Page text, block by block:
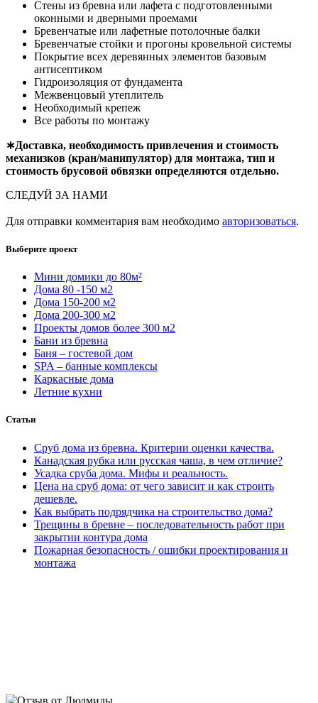
Стены из бревна или лафета с подготовленными
оконными и дверными проемами
Бревенчатые или лафетные потолочные балки
Бревенчатые стойки и прогоны кровельной системы
Покрытие всех деревянных элементов базовым
антисептиком
Гидроизоляция от фундамента
Межвенцовый утеплитель
Необходимый крепеж
Все работы по монтажу
∗Доставка, необходимость привлечения и стоимость
механизков (кран/манипулятор) для монтажа, тип и
стоимость брусовой обвязки определяются отдельно.
СЛЕДУЙ ЗА НАМИ
Для отправки комментария вам необходимо авторизоваться.
Выберите проект
Мини домики до 80м²
Дома 80 -150 м2
Дома 150-200 м2
Дома 200-300 м2
Проекты домов более 300 м2
Бани из бревна
Баня – гостевой дом
SPA – банные комплексы
Каркасные дома
Летние кухни
Статьи
Сруб дома из бревна. Критерии оценки качества.
Канадская рубка или русская чаша, в чем отличие?
Усадка сруба дома. Мифы и реальность.
Цена на сруб дома: от чего зависит и как строить
дешевле.
Как выбрать подрядчика на строительство дома?
Трещины в бревне – последовательность работ при
закрытии контура дома
Пожарная безопасность / ошибки проектирования и
монтажа